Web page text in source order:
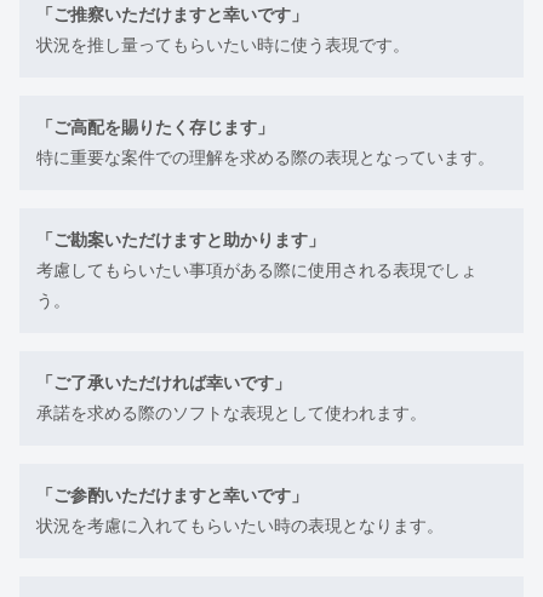
「ご推察いただけますと幸いです」
状況を推し量ってもらいたい時に使う表現です。
「ご高配を賜りたく存じます」
特に重要な案件での理解を求める際の表現となっています。
「ご勘案いただけますと助かります」
考慮してもらいたい事項がある際に使用される表現でしょ
う。
「ご了承いただければ幸いです」
承諾を求める際のソフトな表現として使われます。
「ご参酌いただけますと幸いです」
状況を考慮に入れてもらいたい時の表現となります。